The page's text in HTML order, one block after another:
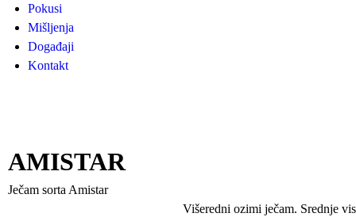
Pokusi
Mišljenja
Događaji
Kontakt
AMISTAR
Ječam sorta Amistar
Višeredni ozimi ječam. Srednje